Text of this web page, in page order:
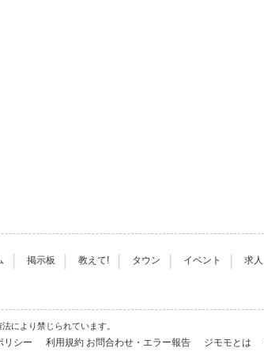
掲示板 教えて! タウン イベント 求人
により禁じられています。
リシー 利用規約 お問合わせ・エラー報告 ジモモとは